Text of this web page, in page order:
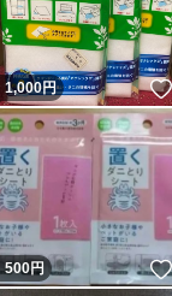
1,000円
500円